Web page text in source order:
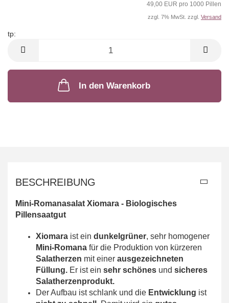
49,00 EUR pro 1000 Pillen
zzgl. 7% MwSt. zzgl. Versand
tp:
In den Warenkorb
BESCHREIBUNG
Mini-Romanasalat Xiomara - Biologisches
Pillensaatgut
Xiomara ist ein dunkelgrüner, sehr homogener
Mini-Romana für die Produktion von kürzeren
Salatherzen mit einer ausgezeichneten
Füllung. Er ist ein sehr schönes und sicheres
Salatherzenprodukt.
Der Aufbau ist schlank und die Entwicklung ist